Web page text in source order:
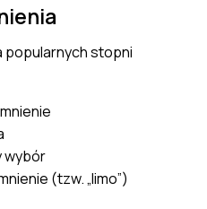
popularnych stopni
wybór
(tzw. „limo”)